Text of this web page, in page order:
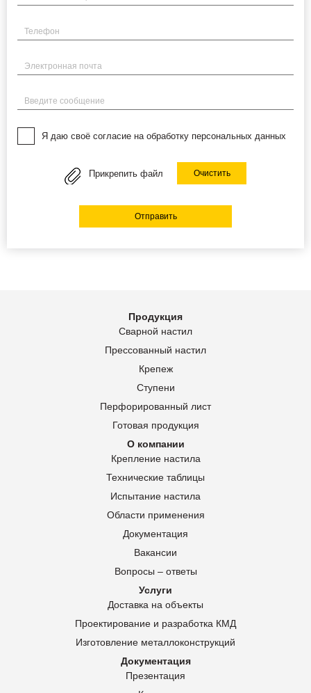
Телефон
Электронная почта
Введите сообщение
Я даю своё согласие на обработку персональных данных
Прикрепить файл Очистить
Отправить
Продукция
Сварной настил
Прессованный настил
Крепеж
Ступени
Перфорированный лист
Готовая продукция
О компании
Крепление настила
Технические таблицы
Испытание настила
Области применения
Документация
Вакансии
Вопросы – ответы
Услуги
Доставка на объекты
Проектирование и разработка КМД
Изготовление металлоконструкций
Документация
Презентация